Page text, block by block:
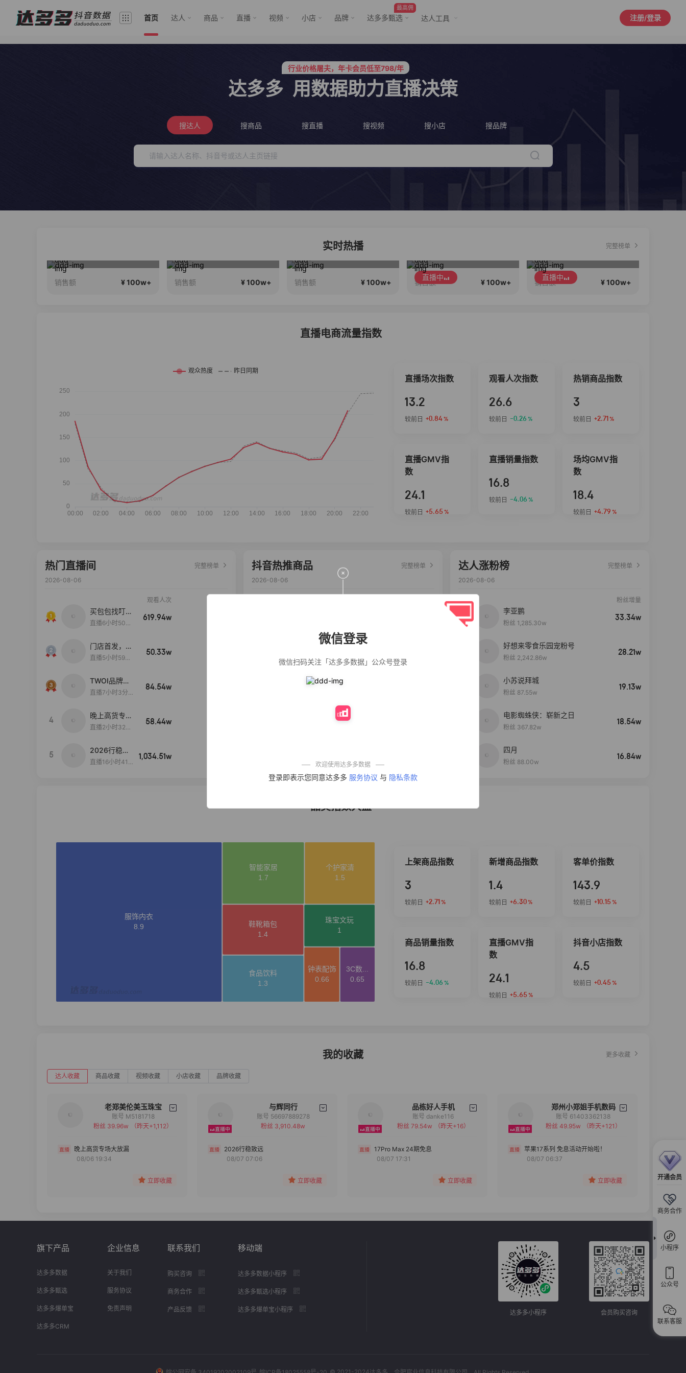
首页 达人 商品 直播 视频 小店 品牌
最高佣
达多多甄选 达人工具 注册/登录
开通会员
商务合作
小程序
公众号
联系客服
微信登录
微信扫码关注「达多多数据」公众号登录
欢迎使用达多多数据
登录即表示您同意达多多 服务协议 与 隐私条款
服务三只羊、董先生等行业头部客户
行业价格屠夫，年卡会员低至798/年
服务三只羊、董先生等行业头部客户
达多多 用数据助力直播决策
搜达人 搜商品 搜直播 搜视频 搜小店 搜品牌
实时热播 完整榜单
销售额 ¥ 100w+ 销售额 ¥ 100w+ 销售额 ¥ 100w+
直播中
销售额 ¥ 100w+
直播中
销售额 ¥ 100w+
直播电商流量指数
直播场次指数
13.2
较前日 +0.84%
观看人次指数
26.6
较前日 -0.26 %
热销商品指数
3
较前日 +2.71 %
直播GMV指
数
24.1
较前日 +5.65 %
直播销量指数
16.8
较前日 -4.06 %
场均GMV指
数
18.4
较前日 +4.79 %
热门直播间
完整榜单
2026-08-06
观看人次
买包包找叮
当,一折购！
直播6小时50分
619.94w
门店首发，秋
款大上新！！
直播5小时59分
50.33w
TWOI品牌直
播间新款上
直播7小时3分5
84.54w
4
晚上高货专场
大放漏
直播2小时32分
58.44w
5
2026行稳致
远
直播16小时41
1,034.51w
抖音热推商品
完整榜单
2026-08-06
重油污去油王污
渍清洁剂油烟净
污渍除菌除螨3倍
一品欢【10包鲜
免煮开袋即食劲
艾草抽绳式免撕
*310g/袋红油麻
酱凉皮开袋即食
现做现发
达人涨粉榜
完整榜单
2026-08-06
粉丝增量
李亚鹏
粉丝 1,285.30w
33.34w
好想来零食乐园宠粉号
粉丝 2,242.86w
28.21w
小苏说拜城
粉丝 87.55w
19.13w
电影蜘蛛侠：崭新之日
粉丝 367.82w
18.54w
四月
粉丝 88.00w
16.84w
品类指数大盘
上架商品指数
3
较前日 +2.71 %
新增商品指数
1.4
较前日 +6.30%
客单价指数
143.9
较前日 +10.15 %
商品销量指数
16.8
较前日 -4.06 %
直播GMV指
数
24.1
较前日 +5.65 %
抖音小店指数
4.5
较前日 +0.45 %
我的收藏 更多收藏
达人收藏 商品收藏 视频收藏 小店收藏 品牌收藏
老郑美伦美玉珠宝
备注
分组
账号 M5181718
粉丝 39.96w
（昨天+1,112）
晚上高货专场大放漏
08/06 19:34
立即收藏
与辉同行
备注
账号 56697889278
粉丝 3,910.48w
2026行稳致远
08/07 07:06
立即收藏
品栋好人手机
备注
分组
账号 danke116
粉丝 79.54w
（昨天+16）
17Pro Max 24期免息
08/07 17:31
立即收藏
郑州小郑姐手机数码
备注
分组
账号 61403362138
粉丝 49.95w
（昨天+121）
苹果17系列 免息活动开始啦！
08/07 06:37
立即收藏
旗下产品
达多多数据
达多多甄选
达多多爆单宝
达多多CRM
企业信息
关于我们
服务协议
免责声明
联系我们
购买咨询
商务合作
产品反馈
移动端
达多多数据小程序
达多多甄选小程序
达多多爆单宝小程序 达多多小程序 会员购买咨询